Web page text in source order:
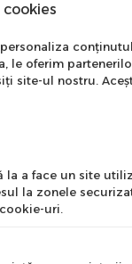
le oferim
site-ul nostru.
la a face un site
la zonele
uri.
te la newsletter
primi cele mai noi